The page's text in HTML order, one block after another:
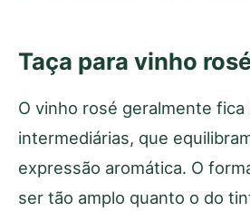
Taça para vinho
O vinho rosé geralmente fica
intermediárias, que
expressão aromática. O
ser tão amplo quanto o do